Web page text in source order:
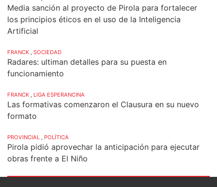
Media sanción al proyecto de Pirola para fortalecer
los principios éticos en el uso de la Inteligencia
Artificial
FRANCK , SOCIEDAD
Radares: ultiman detalles para su puesta en
funcionamiento
FRANCK , LIGA ESPERANCINA
Las formativas comenzaron el Clausura en su nuevo
formato
PROVINCIAL , POLÍTICA
Pirola pidió aprovechar la anticipación para ejecutar
obras frente a El Niño